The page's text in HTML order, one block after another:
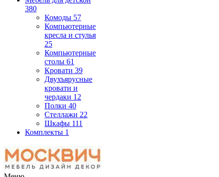
380
Комоды 57
Компьютерные
кресла и стулья
25
Компьютерные
столы 61
Кровати 39
Двухъярусные
кровати и
чердаки 12
Полки 40
Стеллажи 22
Шкафы 111
Комплекты 1